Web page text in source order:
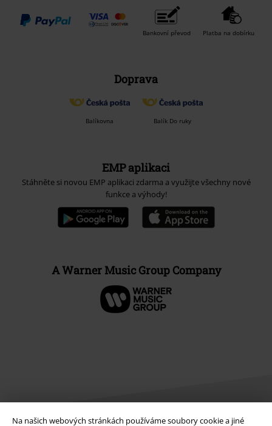
Na našich webových stránkách používáme soubory cookie a jiné
Bankovní převod Platba na dobírku
Doprava
Balíkovna Balík Do ruky
EMP aplikaci
Stáhněte si novou EMP aplikaci zdarma a využijte všechny nové
funkce a výhody!
A Warner Music Group Company